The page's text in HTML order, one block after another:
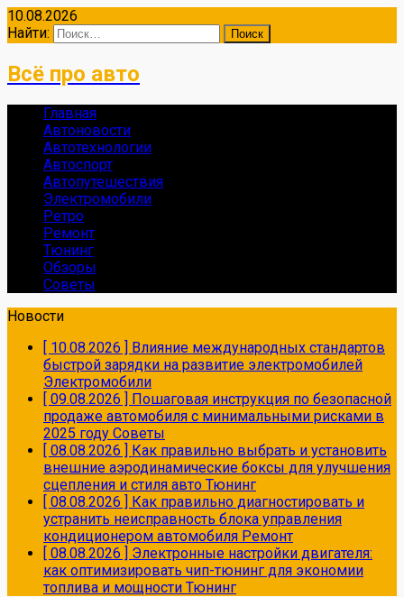
10.08.2026
Найти:
Всё про авто
Главная
Автоновости
Автотехнологии
Автоспорт
Автопутешествия
Электромобили
Ретро
Ремонт
Тюнинг
Обзоры
Советы
Новости
[ 10.08.2026 ] Влияние международных стандартов
быстрой зарядки на развитие электромобилей
Электромобили
[ 09.08.2026 ] Пошаговая инструкция по безопасной
продаже автомобиля с минимальными рисками в
2025 году Советы
[ 08.08.2026 ] Как правильно выбрать и установить
внешние аэродинамические боксы для улучшения
сцепления и стиля авто Тюнинг
[ 08.08.2026 ] Как правильно диагностировать и
устранить неисправность блока управления
кондиционером автомобиля Ремонт
[ 08.08.2026 ] Электронные настройки двигателя:
как оптимизировать чип-тюнинг для экономии
топлива и мощности Тюнинг